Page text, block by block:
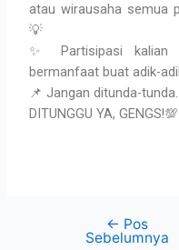
atau wirausaha semua
💡
✨ Partisipasi kalian
bermanfaat buat adik-
📌 Jangan ditunda-
DITUNGGU YA,
← Pos
Sebelumnya